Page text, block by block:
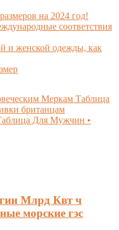
на 2024 год!
соответствия
и женской одежды, как
Меркам Таблица
британцам
Для Мужчин •
Млрд Квт ч
морские гэс